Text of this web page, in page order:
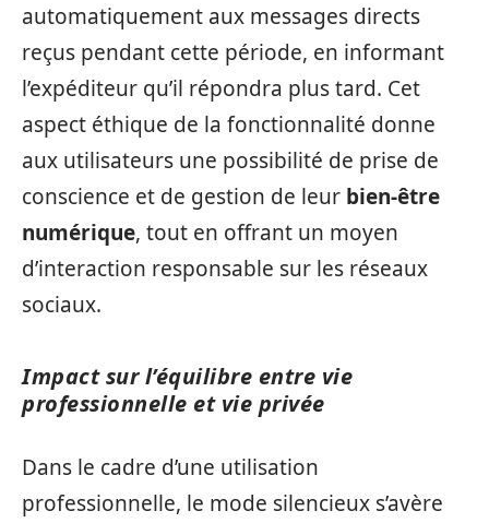
automatiquement aux messages directs
reçus pendant cette période, en informant
l’expéditeur qu’il répondra plus tard. Cet
aspect éthique de la fonctionnalité donne
aux utilisateurs une possibilité de prise de
conscience et de gestion de leur bien-être
numérique, tout en offrant un moyen
d’interaction responsable sur les réseaux
sociaux.
Impact sur l’équilibre entre vie
professionnelle et vie privée
Dans le cadre d’une utilisation
professionnelle, le mode silencieux s’avère